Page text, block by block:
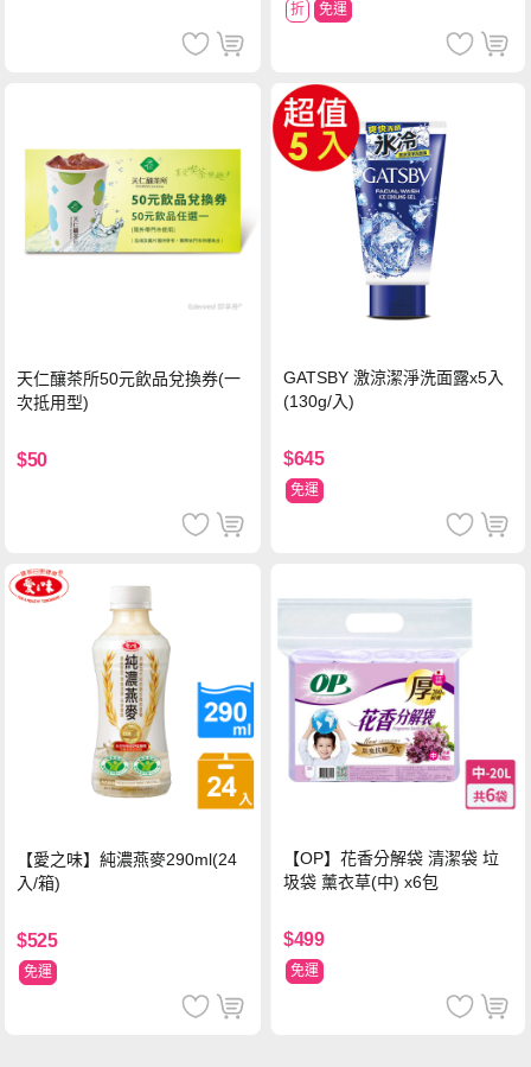
折 免運
天仁釀茶所50元飲品兌換券(一
次抵用型)
$50
GATSBY 激涼潔淨洗面露x5入
(130g/入)
$645
免運
【愛之味】純濃燕麥290ml(24
入/箱)
$525
免運
【OP】花香分解袋 清潔袋 垃
圾袋 薰衣草(中) x6包
$499
免運